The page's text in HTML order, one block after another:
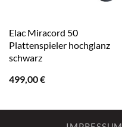
Elac Miracord 50
Plattenspieler hochglanz
schwarz
499,00€